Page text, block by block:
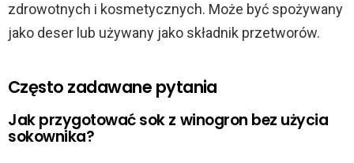
zdrowotnych i kosmetycznych. Może być spożywany
jako deser lub używany jako składnik przetworów.
Często zadawane pytania
Jak przygotować sok z winogron bez użycia
sokownika?